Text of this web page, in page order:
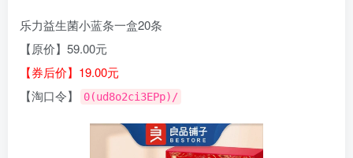
乐力益生菌小蓝条一盒20条
【原价】59.00元
【券后价】19.00元
【淘口令】
0(ud8o2ci3EPp)/